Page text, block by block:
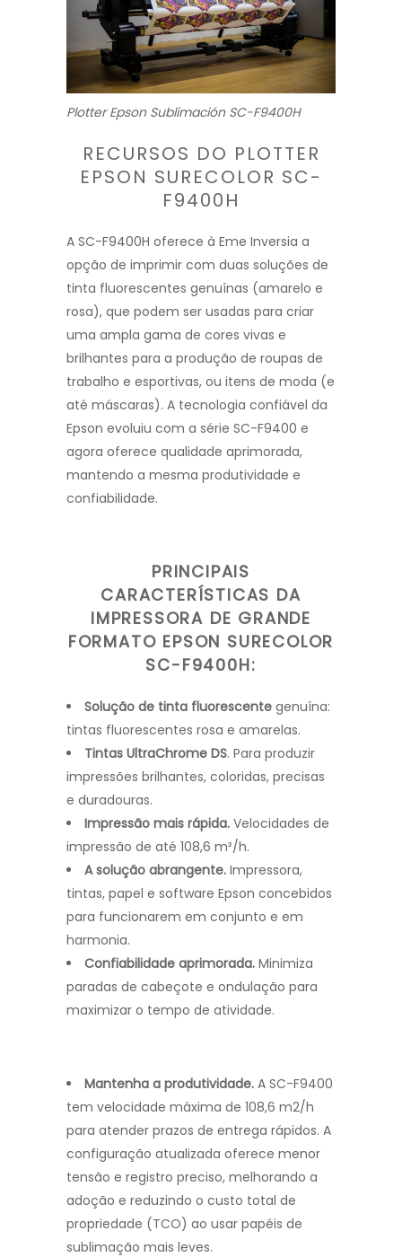
Plotter Epson Sublimación SC-F9400H
RECURSOS DO PLOTTER
EPSON SURECOLOR SC-
F9400H
A SC-F9400H oferece à Eme Inversia a
opção de imprimir com duas soluções de
tinta fluorescentes genuínas (amarelo e
rosa), que podem ser usadas para criar
uma ampla gama de cores vivas e
brilhantes para a produção de roupas de
trabalho e esportivas, ou itens de moda (e
até máscaras). A tecnologia confiável da
Epson evoluiu com a série SC-F9400 e
agora oferece qualidade aprimorada,
mantendo a mesma produtividade e
confiabilidade.
PRINCIPAIS
CARACTERÍSTICAS DA
IMPRESSORA DE GRANDE
FORMATO EPSON SURECOLOR
SC-F9400H:
Solução de tinta fluorescente genuína:
tintas fluorescentes rosa e amarelas.
Tintas UltraChrome DS. Para produzir
impressões brilhantes, coloridas, precisas
e duradouras.
Impressão mais rápida. Velocidades de
impressão de até 108,6 m²/h.
A solução abrangente. Impressora,
tintas, papel e software Epson concebidos
para funcionarem em conjunto e em
harmonia.
Confiabilidade aprimorada. Minimiza
paradas de cabeçote e ondulação para
maximizar o tempo de atividade.
Mantenha a produtividade. A SC-F9400
tem velocidade máxima de 108,6 m2/h
para atender prazos de entrega rápidos. A
configuração atualizada oferece menor
tensão e registro preciso, melhorando a
adoção e reduzindo o custo total de
propriedade (TCO) ao usar papéis de
sublimação mais leves.